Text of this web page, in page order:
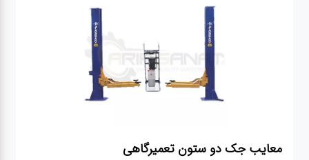
معایب جک دو ستون تعمیرگاهی